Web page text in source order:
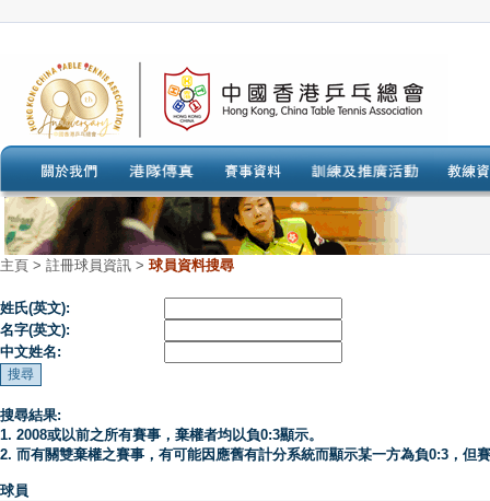
主頁 > 註冊球員資訊 > 球員資料搜尋
姓氏(英文):
名字(英文):
中文姓名:
搜尋結果:
1. 2008或以前之所有賽事，棄權者均以負0:3顯示。
2. 而有關雙棄權之賽事，有可能因應舊有計分系統而顯示某一方為負0:3，但
球員